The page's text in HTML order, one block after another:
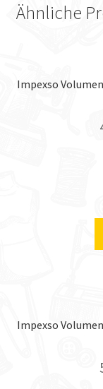
Ähnliche
Impexso
Impexso